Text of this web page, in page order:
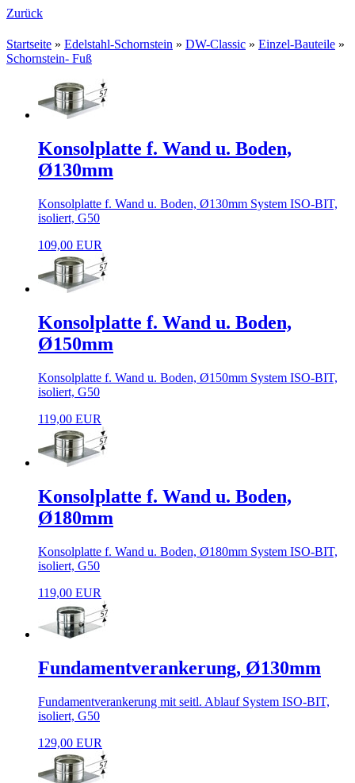
Zurück
Startseite » Edelstahl-Schornstein » DW-Classic » Einzel-Bauteile »
Schornstein- Fuß
Konsolplatte f. Wand u. Boden,
Ø130mm
Konsolplatte f. Wand u. Boden, Ø130mm System ISO-BIT,
isoliert, G50
109,00 EUR
Konsolplatte f. Wand u. Boden,
Ø150mm
Konsolplatte f. Wand u. Boden, Ø150mm System ISO-BIT,
isoliert, G50
119,00 EUR
Konsolplatte f. Wand u. Boden,
Ø180mm
Konsolplatte f. Wand u. Boden, Ø180mm System ISO-BIT,
isoliert, G50
119,00 EUR
Fundamentverankerung, Ø130mm
Fundamentverankerung mit seitl. Ablauf System ISO-BIT,
isoliert, G50
129,00 EUR